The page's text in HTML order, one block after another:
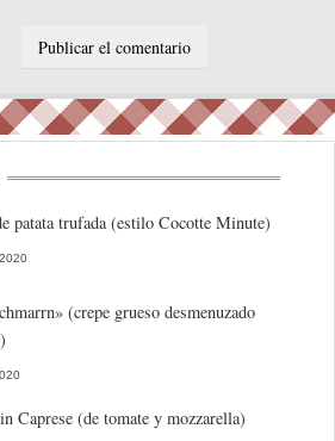
patata trufada (estilo Cocotte Minute)
(crepe grueso desmenuzado
Caprese (de tomate y mozzarella)